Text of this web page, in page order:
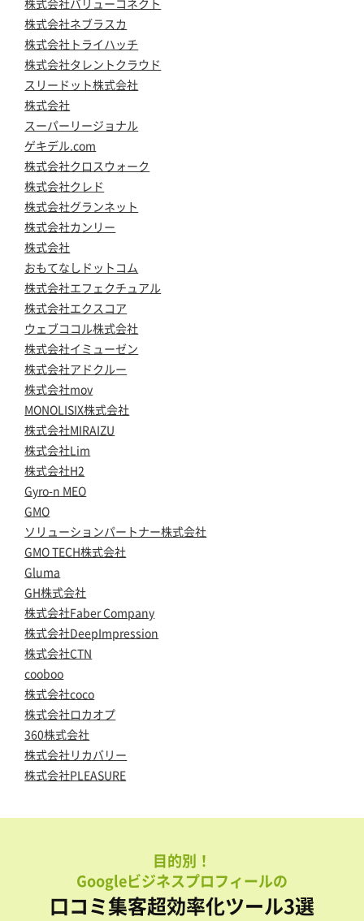
株式会社バリューコネクト
株式会社ネブラスカ
株式会社トライハッチ
株式会社タレントクラウド
スリードット株式会社
株式会社
スーパーリージョナル
ゲキデル.com
株式会社クロスウォーク
株式会社クレド
株式会社グランネット
株式会社カンリー
株式会社
おもてなしドットコム
株式会社エフェクチュアル
株式会社エクスコア
ウェブココル株式会社
株式会社イミューゼン
株式会社アドクルー
株式会社mov
MONOLISIX株式会社
株式会社MIRAIZU
株式会社Lim
株式会社H2
Gyro-n MEO
GMO
ソリューションパートナー株式会社
GMO TECH株式会社
Gluma
GH株式会社
株式会社Faber Company
株式会社DeepImpression
株式会社CTN
cooboo
株式会社coco
株式会社ロカオプ
360株式会社
株式会社リカバリー
株式会社PLEASURE
目的別！
Googleビジネスプロフィールの
口コミ集客超効率化ツール3選